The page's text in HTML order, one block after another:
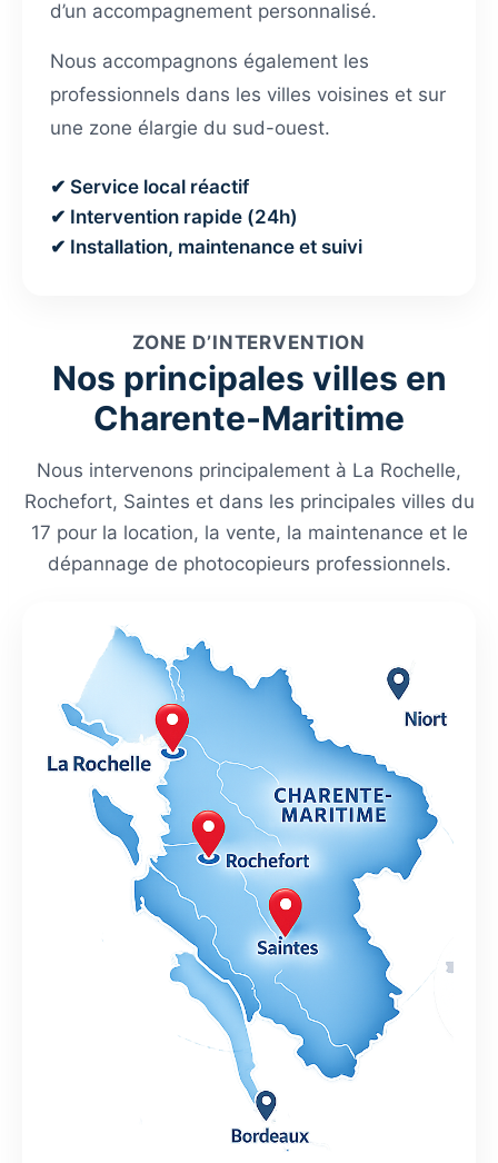
d’un accompagnement personnalisé.
Nous accompagnons également les
professionnels dans les villes voisines et sur
une zone élargie du sud-ouest.
✔ Service local réactif
✔ Intervention rapide (24h)
✔ Installation, maintenance et suivi
ZONE D’INTERVENTION
Nos principales villes en
Charente-Maritime
Nous intervenons principalement à La Rochelle,
Rochefort, Saintes et dans les principales villes du
17 pour la location, la vente, la maintenance et le
dépannage de photocopieurs professionnels.